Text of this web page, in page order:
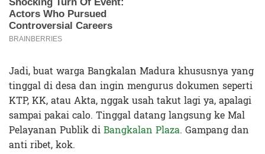
Jadi, buat warga Bangkalan Madura khususnya yang
tinggal di desa dan ingin mengurus dokumen seperti
KTP, KK, atau Akta, nggak usah takut lagi ya, apalagi
sampai pakai calo. Tinggal datang langsung ke Mal
Pelayanan Publik diBangkalan Plaza. Gampang dan
anti ribet, kok.